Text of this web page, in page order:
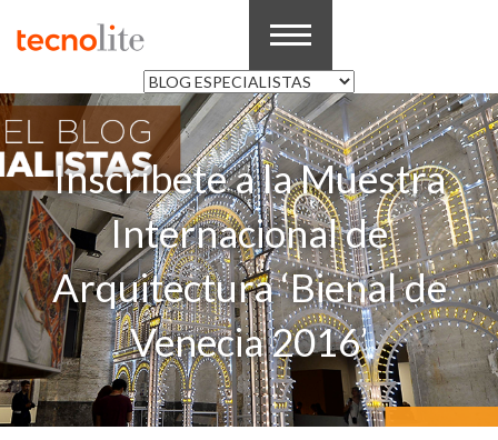
Inscríbete a la Muestra
Internacional de
Arquitectura ‘Bienal de
Venecia 2016’